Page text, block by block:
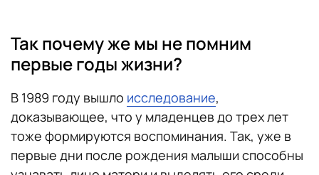
Так почему же мы не помним
первые годы жизни?
В 1989 году вышло исследование,
доказывающее, что у младенцев до трех лет
тоже формируются воспоминания. Так, уже в
первые дни после рождения малыши способны